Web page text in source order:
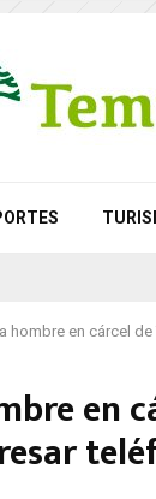
hombre en cárcel
en